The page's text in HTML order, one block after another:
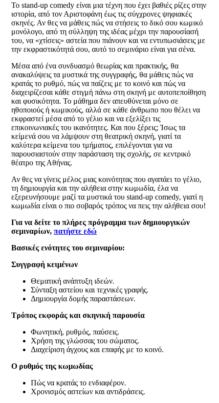
Το stand-up comedy είναι μια τέχνη που έχει βαθιές ρίζες στην
ιστορία, από τον Αριστοφάνη έως τις σύγχρονες ψηφιακές
σκηνές. Αν θες να μάθεις πώς να στήσεις το δικό σου κωμικό
μονόλογο, από τη σύλληψη της ιδέας μέχρι την παρουσίασή
του, να «χτίσεις» αστεία που πιάνουν και να εντυπωσιάσεις με
την εκφραστικότητά σου, αυτό το σεμινάριο είναι για σένα.
Μέσα από ένα συνδυασμό θεωρίας και πρακτικής, θα
ανακαλύψεις τα μυστικά της συγγραφής, θα μάθεις πώς να
κρατάς το ρυθμό, πώς να παίζεις με το κοινό και πώς να
διαχειρίζεσαι κάθε στιγμή πάνω στη σκηνή με αυτοπεποίθηση
και φυσικότητα. Το μάθημα δεν απευθύνεται μόνο σε
ηθοποιούς ή κωμικούς, αλλά σε κάθε άνθρωπο που θέλει να
εκφραστεί μέσα από το γέλιο και να εξελίξει τις
επικοινωνιακές του ικανότητες. Και που ξέρεις; Ίσως τα
κείμενά σου να λάμψουν στη θεατρική σκηνή, γιατί τα
καλύτερα κείμενα του τμήματος, επιλέγονται για να
παρουσιαστούν στην παράσταση της σχολής, σε κεντρικό
θέατρο της Αθήνας.
Αν θες να γίνεις μέλος μιας κοινότητας που αγαπάει το γέλιο,
τη δημιουργία και την αλήθεια στην κωμωδία, έλα να
εξερευνήσουμε μαζί τα μυστικά του stand-up comedy, γιατί η
κωμωδία είναι ο πιο σοβαρός τρόπος να πεις την αλήθεια σου!
Για να δείτε το πλήρες πρόγραμμα των δημιουργικών
σεμιναρίων, πατήστε εδώ
Βασικές ενότητες του σεμιναρίου:
Συγγραφή κειμένων
Θεματική ανάπτυξη ιδεών.
Σύνταξη αστείου και τεχνικές γραφής.
Δημιουργία δομής παραστάσεων.
Τρόπος εκφοράς και σκηνική παρουσία
Φωνητική, ρυθμός, παύσεις.
Χρήση της γλώσσας του σώματος.
Διαχείριση άγχους και επαφής με το κοινό.
Ο ρυθμός της κωμωδίας
Πώς να κρατάς το ενδιαφέρον.
Χρονισμός αστείων και αντιδράσεις.